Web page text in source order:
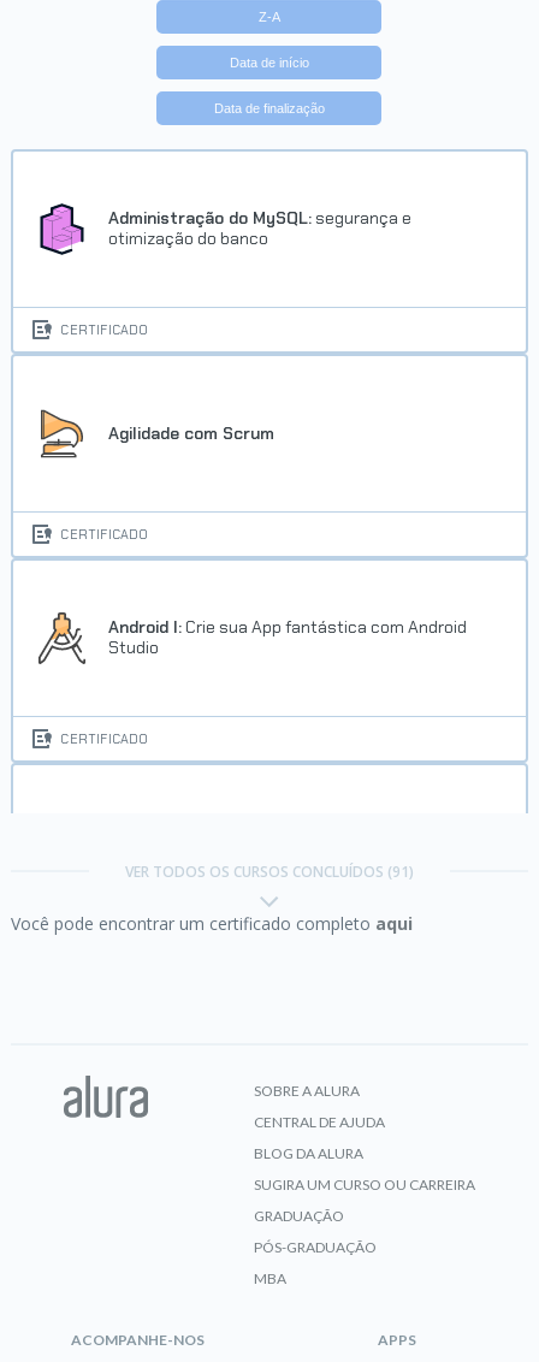
Z-A
Data de início
Data de finalização
Administração do MySQL: segurança e
otimização do banco
CERTIFICADO
Agilidade com Scrum
CERTIFICADO
Android I: Crie sua App fantástica com Android
Studio
CERTIFICADO
refinando o projeto
VER TODOS OS CURSOS CONCLUÍDOS (91)
Você pode encontrar um certificado completo aqui
SOBRE A ALURA
CENTRAL DE AJUDA
BLOG DA ALURA
SUGIRA UM CURSO OU CARREIRA
GRADUAÇÃO
PÓS-GRADUAÇÃO
MBA
ACOMPANHE-NOS APPS